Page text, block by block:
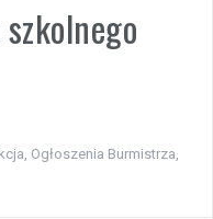
Ogłoszenia Burmistrza